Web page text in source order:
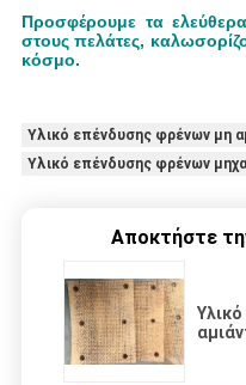
Προσφέρουμε τα
στους πελάτες,
κόσμο.
Υλικό επένδυσης φρένων μη
Υλικό επένδυσης φρένων
Αποκτήστε